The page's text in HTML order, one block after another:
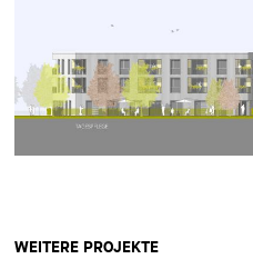
WEITERE PROJEKTE